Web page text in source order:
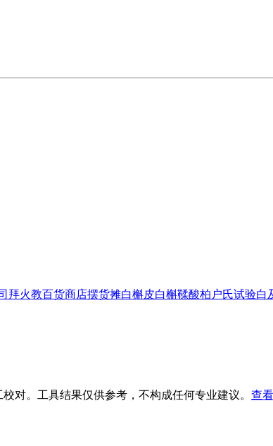
拜火教百货商店摆货摊白槲皮白槲鞣酸柏户氏试验白
对。工具结果仅供参考，不构成任何专业建议。 查